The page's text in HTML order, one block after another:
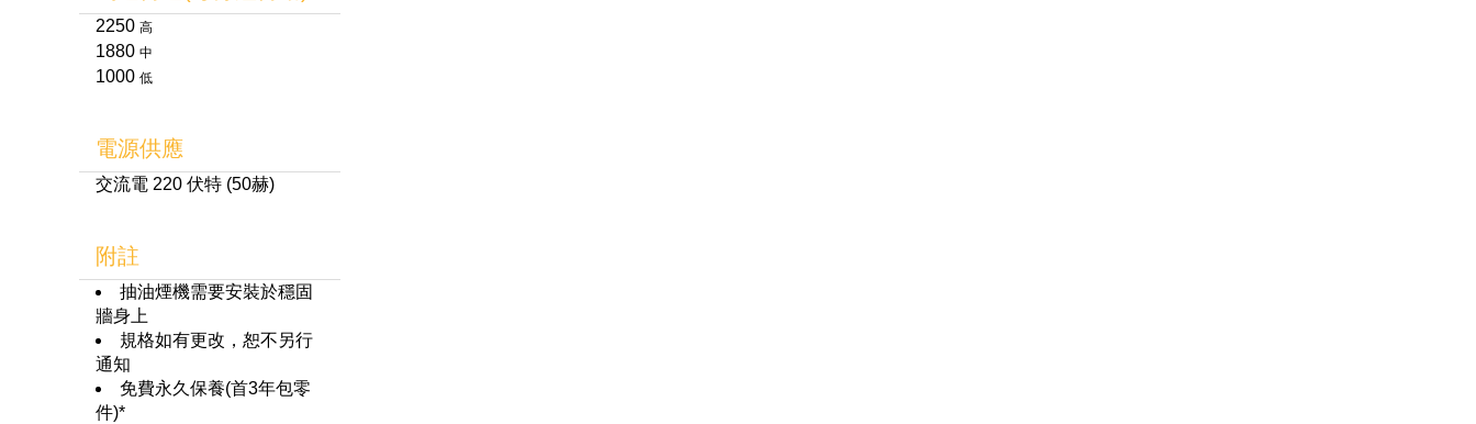
2250 高
1880 中
1000 低
電源供應
交流電 220 伏特 (50赫)
附註
抽油煙機需要安裝於穩固
牆身上
規格如有更改，恕不另行
通知
免費永久保養(首3年包零
件)*